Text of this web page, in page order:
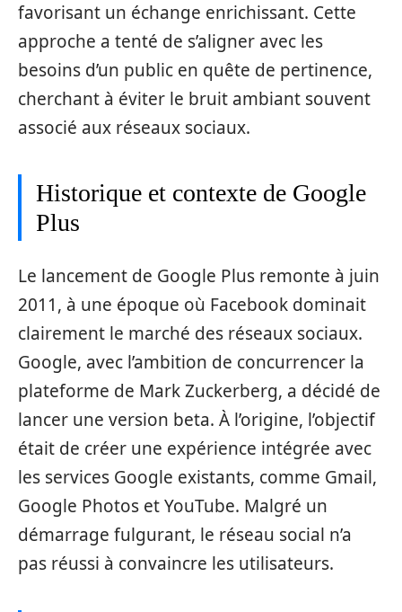
favorisant un échange enrichissant. Cette
approche a tenté de s’aligner avec les
besoins d’un public en quête de pertinence,
cherchant à éviter le bruit ambiant souvent
associé aux réseaux sociaux.
Historique et contexte de Google
Plus
Le lancement de Google Plus remonte à juin
2011, à une époque où Facebook dominait
clairement le marché des réseaux sociaux.
Google, avec l’ambition de concurrencer la
plateforme de Mark Zuckerberg, a décidé de
lancer une version beta. À l’origine, l’objectif
était de créer une expérience intégrée avec
les services Google existants, comme Gmail,
Google Photos et YouTube. Malgré un
démarrage fulgurant, le réseau social n’a
pas réussi à convaincre les utilisateurs.